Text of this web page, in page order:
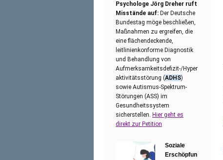
Psychologe Jörg Dreher ruft
Misstände auf: Der Deutsche
Bundestag möge beschließen,
Maßnahmen zu ergreifen, die
eine flächendeckende,
leitlinienkonforme Diagnostik
und Behandlung von
Aufmerksamkeitsdefizit-/Hyper
aktivitätsstörung (ADHS)
sowie Autismus-Spektrum-
Störungen (ASS) im
Gesundheitssystem
sicherstellen. Hier geht es
direkt zur Petition
Soziale
Erschöpfun